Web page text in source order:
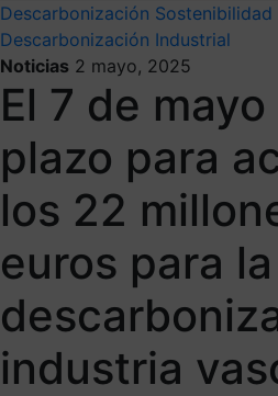
Descarbonización Sostenibilidad
Descarbonización Industrial
Noticias 2 mayo, 2025
El 7 de
plazo para
los 22
euros para la
industria